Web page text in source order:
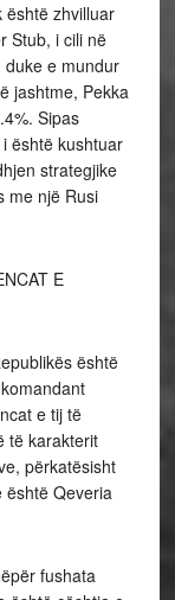
zhvilluar
Stub, i cili në
duke e mundur
jashtme, Pekka
Sipas
është kushtuar
strategjike
me një Rusi
E
është
e tij të
të karakterit
përkatësisht
është Qeveria
fushata